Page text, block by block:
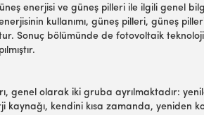
enerjisi ve güneş pilleri ile ilgili genel
kullanımı, güneş pilleri, güneş
Sonuç bölümünde de fotovoltaik
genel olarak iki gruba ayrılmaktadır:
kaynağı, kendini kısa zamanda, yeniden